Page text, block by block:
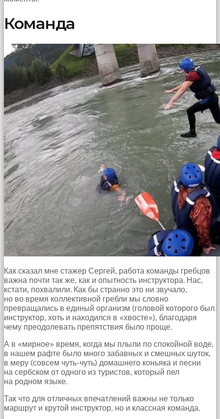
Команда
Как сказал мне стажер Сергей, работа команды гребцов
важна почти так же, как и опытность инструктора. Нас,
кстати, похвалили. Как бы странно это ни звучало,
но во время коллективной гребли мы словно
превращались в единый организм (головой которого был
инструктор, хоть и находился в «хвосте»), благодаря
чему преодолевать препятствия было проще.
А в «мирное» время, когда мы плыли по спокойной воде,
в нашем рафте было много забавных и смешных шуток,
в меру (совсем чуть-чуть) домашнего коньяка и песни
на сербском от одного из туристов, который пел
на родном языке.
Так что для отличных впечатлений важны не только
маршрут и крутой инструктор, но и классная команда.